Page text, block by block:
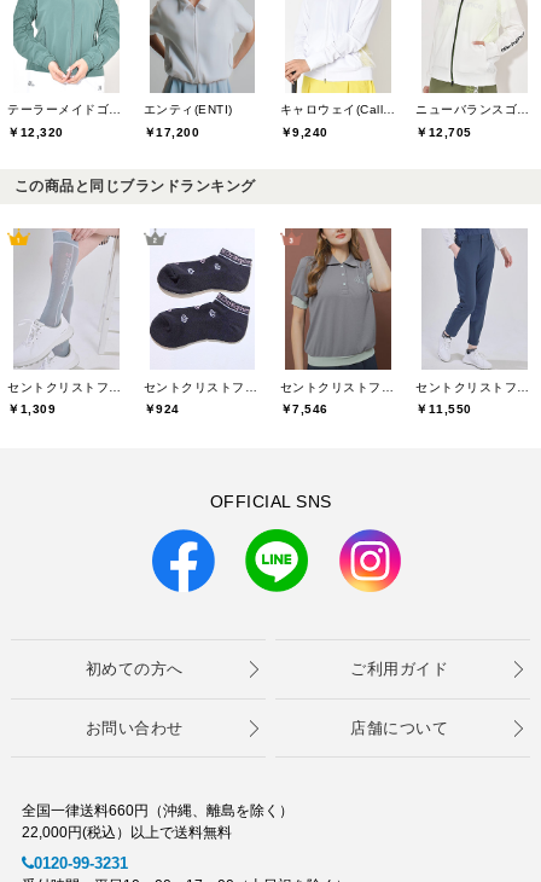
テーラーメイドゴルフ(TaylorMade Golf)
￥12,320
エンティ(ENTI)
￥17,200
キャロウェイ(Callaway)
￥9,240
ニューバランスゴルフ(New Balance Golf)
￥12,705
この商品と同じブランドランキング
￥1,309
￥924
￥7,546
￥11,550
OFFICIAL SNS
初めての方へ ご利用ガイド
お問い合わせ 店舗について
全国一律送料660円（沖縄、離島を除く）
22,000円(税込）以上で送料無料
0120-99-3231